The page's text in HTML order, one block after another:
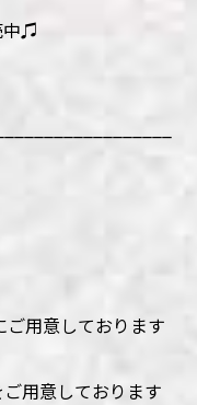
中♫
用意しております
用意しております